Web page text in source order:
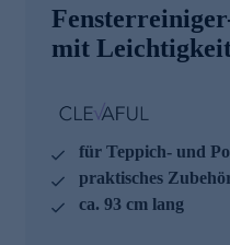
mit
für Teppich- und
praktisches
ca. 93 cm lang